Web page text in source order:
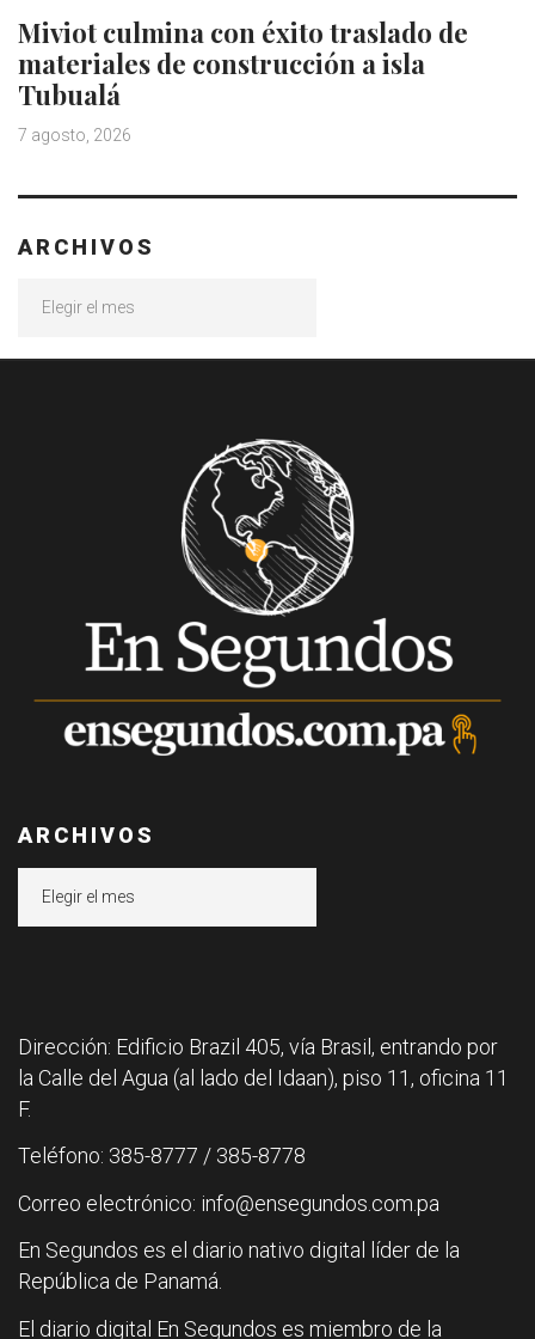
Miviot culmina con éxito traslado de
materiales de construcción a isla
Tubualá
7 agosto, 2026
ARCHIVOS
ARCHIVOS
Dirección: Edificio Brazil 405, vía Brasil, entrando por
la Calle del Agua (al lado del Idaan), piso 11, oficina 11
F.
Teléfono: 385-8777 / 385-8778
Correo electrónico: info@ensegundos.com.pa
En Segundos es el diario nativo digital líder de la
República de Panamá.
El diario digital En Segundos es miembro de la